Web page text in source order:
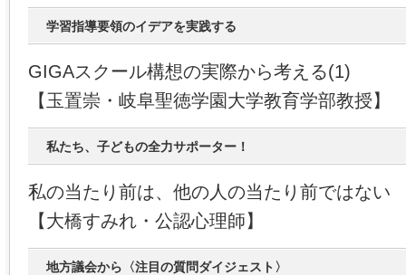
学習指導要領のイデアを実践する
GIGAスクール構想の実際から考える(1)
【玉置崇・岐阜聖徳学園大学教育学部教授】
私たち、子どもの全力サポーター！
私の当たり前は、他の人の当たり前ではない
【大橋すみれ・公認心理師】
地方議会から〈注目の質問ダイジェスト〉